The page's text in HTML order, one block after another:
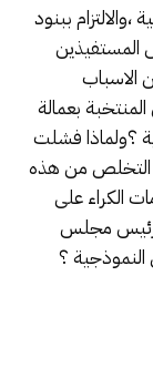
ببنود
المستفيذين
الاسباب
بعمالة
؟ولماذا فشلت
التخلص من هذه
الكراء على
رئيس مجلس
النموذجية ؟